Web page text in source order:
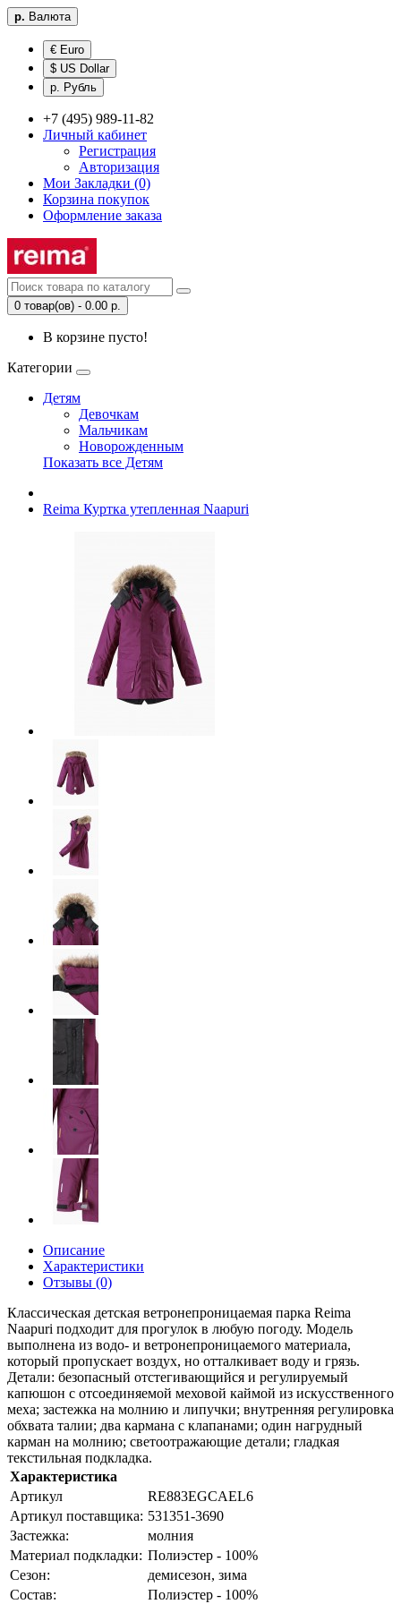
р. Валюта
€ Euro
$ US Dollar
р. Рубль
+7 (495) 989-11-82
Личный кабинет
Регистрация
Авторизация
Мои Закладки (0)
Корзина покупок
Оформление заказа
0 товар(ов) - 0.00 р.
В корзине пусто!
Категории
Детям
Девочкам
Мальчикам
Новорожденным
Показать все Детям
Reima Куртка утепленная Naapuri
Описание
Характеристики
Отзывы (0)
Классическая детская ветронепроницаемая парка Reima
Naapuri подходит для прогулок в любую погоду. Модель
выполнена из водо- и ветронепроницаемого материала,
который пропускает воздух, но отталкивает воду и грязь.
Детали: безопасный отстегивающийся и регулируемый
капюшон с отсоединяемой меховой каймой из искусственного
меха; застежка на молнию и липучки; внутренняя регулировка
обхвата талии; два кармана с клапанами; один нагрудный
карман на молнию; светоотражающие детали; гладкая
текстильная подкладка.
Характеристика
Артикул
RE883EGCAEL6
Артикул поставщика: 531351-3690
Застежка:
молния
Материал подкладки: Полиэстер - 100%
Сезон:
демисезон, зима
Состав:
Полиэстер - 100%